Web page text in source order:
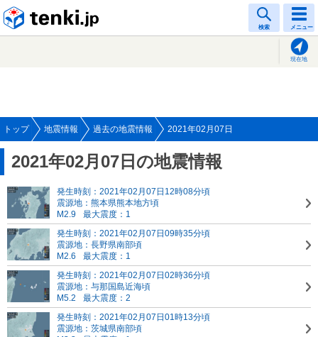
検索 メニュー
現在地
トップ 地震情報 過去の地震情報 2021年02月07日
2021年02月07日の地震情報
発生時刻：2021年02月07日12時08分頃
震源地：熊本県熊本地方頃
M2.9
最大震度：1
発生時刻：2021年02月07日09時35分頃
震源地：長野県南部頃
M2.6
最大震度：1
発生時刻：2021年02月07日02時36分頃
震源地：与那国島近海頃
M5.2
最大震度：2
発生時刻：2021年02月07日01時13分頃
震源地：茨城県南部頃